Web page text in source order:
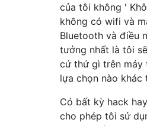
của tôi không '
không có wifi và
Bluetooth và điều
tưởng nhất là tôi
cứ thứ gì trên máy
lựa chọn nào khác
Có bất kỳ hack
cho phép tôi sử